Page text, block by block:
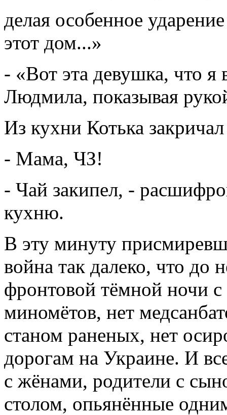
делая особенное
этот дом...»
- «Вот эта девушка, что я
Людмила, показывая
Из кухни Котька
- Мама, ЧЗ!
- Чай закипел, -
кухню.
В эту минуту
война так далеко, что до
фронтовой тёмной ночи
миномётов, нет
станом раненых, нет
дорогам на Украине. И
с жёнами, родители с
столом, опьянённые